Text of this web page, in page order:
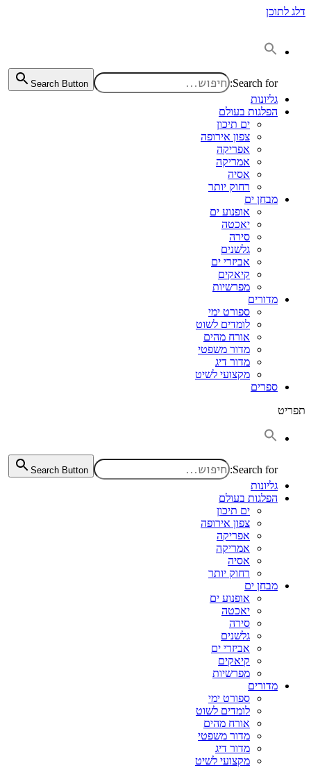
דלג לתוכן
Search for:
Search Button
גליונות
הפלגות בעולם
ים תיכון
צפון אירופה
אפריקה
אמריקה
אסיה
רחוק יותר
מבחן ים
אופנוע ים
יאכטה
סירה
גלשנים
אביזרי ים
קיאקים
מפרשיות
מדורים
ספורט ימי
לומדים לשוט
אורח מהים
מדור משפטי
מדור דיג
מקצועי לשיט
ספרים
תפריט
Search for:
Search Button
גליונות
הפלגות בעולם
ים תיכון
צפון אירופה
אפריקה
אמריקה
אסיה
רחוק יותר
מבחן ים
אופנוע ים
יאכטה
סירה
גלשנים
אביזרי ים
קיאקים
מפרשיות
מדורים
ספורט ימי
לומדים לשוט
אורח מהים
מדור משפטי
מדור דיג
מקצועי לשיט